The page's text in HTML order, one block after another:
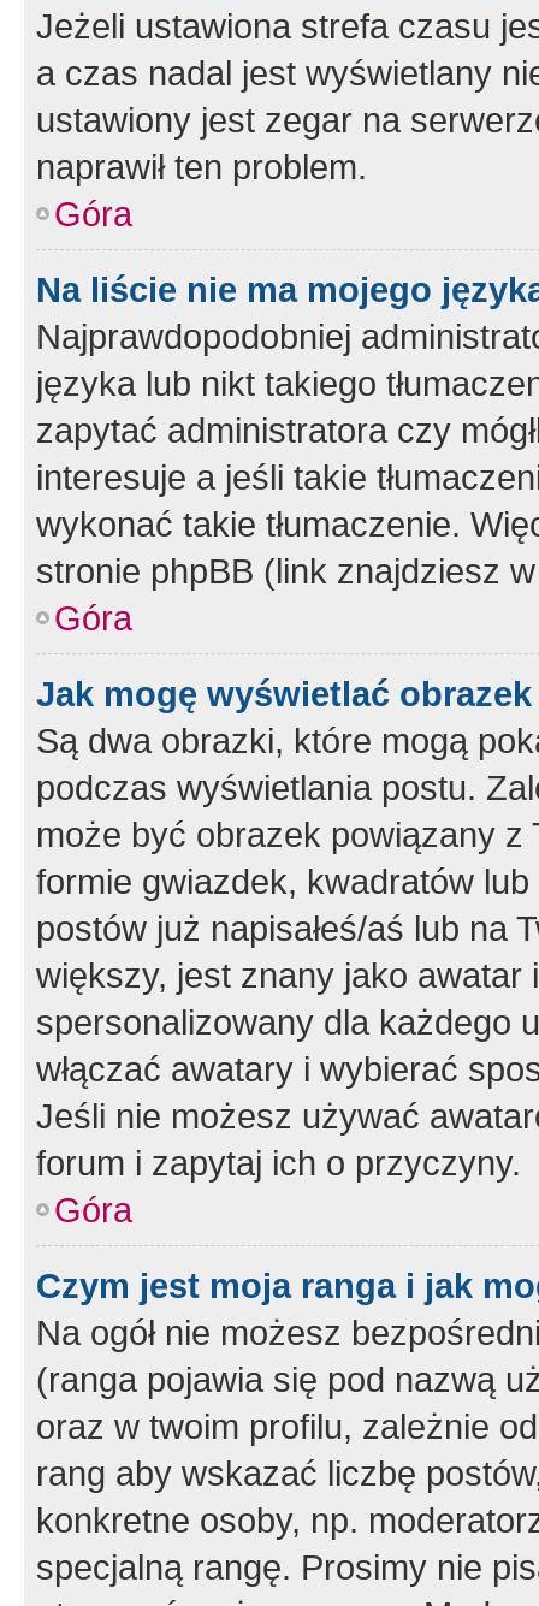
Jeżeli ustawiona strefa czasu
a czas nadal jest wyświetlany
ustawiony jest zegar na
naprawił ten problem.
Góra
Na liście nie ma mojego
Najprawdopodobniej
języka lub nikt takiego
zapytać administratora czy
interesuje a jeśli takie
wykonać takie tłumaczenie.
stronie phpBB (link znajdziesz
Góra
Jak mogę wyświetlać
Są dwa obrazki, które mogą
podczas wyświetlania postu.
może być obrazek powiązany z
formie gwiazdek, kwadratów
postów już napisałeś/aś lub na
większy, jest znany jako
spersonalizowany dla każdego
włączać awatary i wybierać
Jeśli nie możesz używać
forum i zapytaj ich o przyczyny.
Góra
Czym jest moja ranga i jak
Na ogół nie możesz
(ranga pojawia się pod nazwą
oraz w twoim profilu, zależnie
rang aby wskazać liczbę
konkretne osoby, np.
specjalną rangę. Prosimy nie